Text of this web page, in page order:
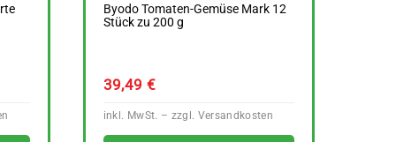
Byodo Tomaten-Gemüse Mark 12
Stück zu 200 g
39,49 €